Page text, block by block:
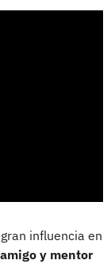
influencia en
y mentor